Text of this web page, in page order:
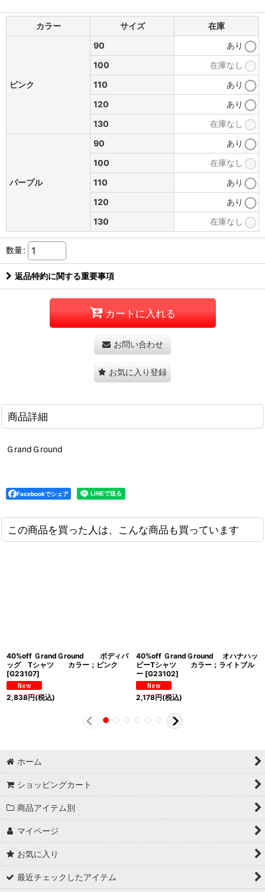
カラー サイズ 在庫
ピンク
90
あり
100
在庫なし
110
あり
120
あり
130
在庫なし
パープル
90
あり
100
在庫なし
110
あり
120
あり
130
在庫なし
数量:
返品特約に関する重要事項
カートに入れる
お問い合わせ
お気に入り登録
商品詳細
ＧrandＧround
Facebookでシェア
この商品を買った人は、こんな商品も買っています
40%off ＧrandＧround ボディバ
ッグ Tシャツ カラー；ピンク
[G23107]
2,838円(税込)
40%off ＧrandＧround オハナハッ
ピーTシャツ カラー；ライトブル
ー [G23102]
2,178円(税込)
ホーム
ショッピングカート
商品アイテム別
マイページ
お気に入り
最近チェックしたアイテム